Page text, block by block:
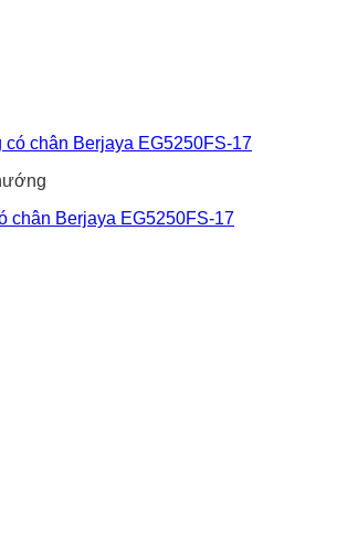
chân Berjaya EG5250FS-17